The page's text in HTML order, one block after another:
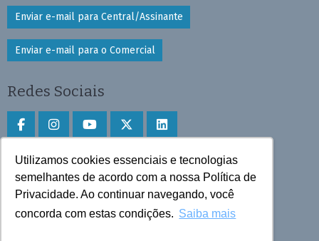
Utilizamos cookies essenciais e tecnologias
semelhantes de acordo com a nossa Política de
Privacidade. Ao continuar navegando, você
concorda com estas condições. Saiba mais
Enviar e-mail para Central/Assinante
Enviar e-mail para o Comercial
Redes Sociais
Faça download do aplicativo
Play Store e App Store